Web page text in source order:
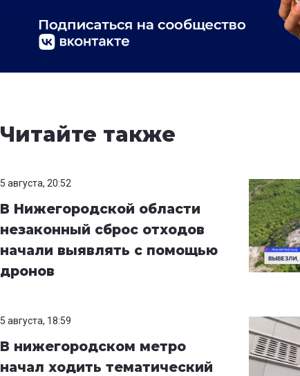
Читайте также
5 августа, 20:52
В Нижегородской области
незаконный сброс отходов
начали выявлять с помощью
дронов
5 августа, 18:59
В нижегородском метро
начал ходить тематический